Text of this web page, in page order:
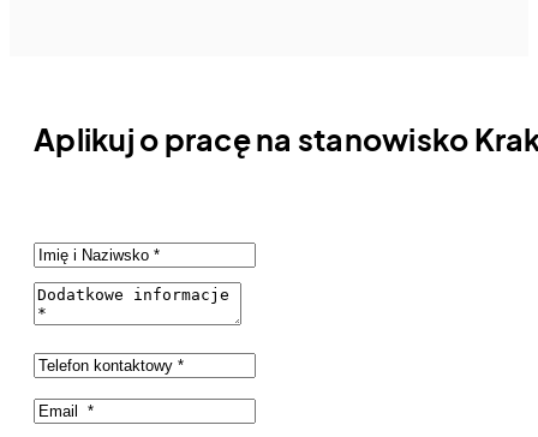
Aplikuj o pracę na stanowisko